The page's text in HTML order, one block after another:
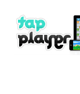
contenuto